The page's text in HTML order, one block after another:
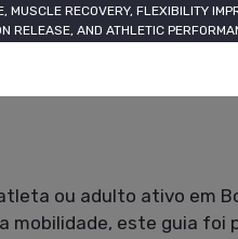
MUSCLE RECOVERY, FLEXIBILITY
RELEASE, AND ATHLETIC
ou adulto ativo em
mobilidade, este guia foi